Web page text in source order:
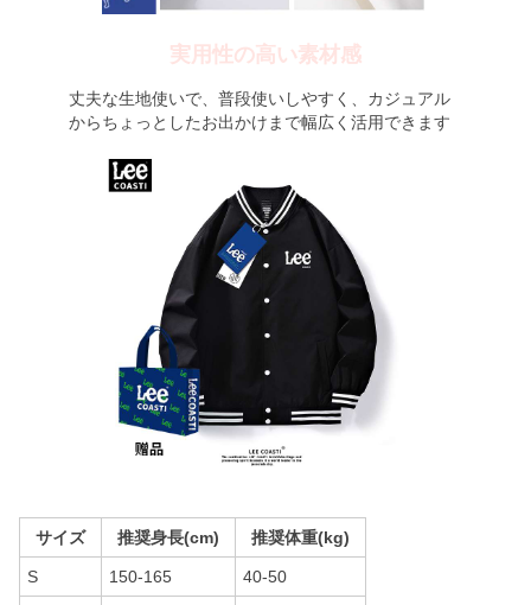
実用性の高い素材感
丈夫な生地使いで、普段使いしやすく、カジュアル
からちょっとしたお出かけまで幅広く活用できます
サイズ 推奨身長(cm) 推奨体重(kg)
S 150-165 40-50